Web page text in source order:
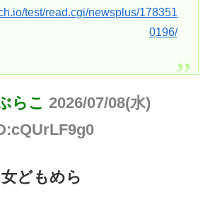
test/read.cgi/newsplus/178351
0196/
らこ 2026/07/08(水)
どもめら